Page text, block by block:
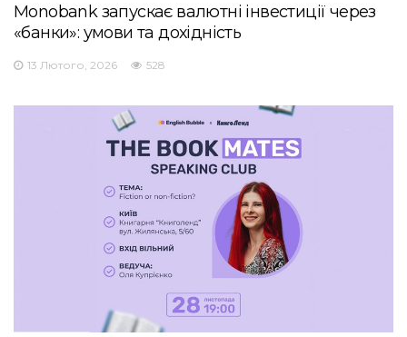
Monobank запускає валютні інвестиції через
«банки»: умови та дохідність
13 Лютого, 2026 528